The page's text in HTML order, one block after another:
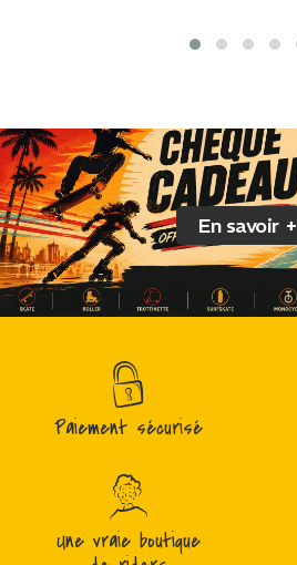
En savoir +
Paiement sécurisé
Une vraie boutique